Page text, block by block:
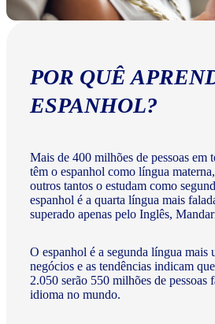
POR QUÊ
ESPANHOL?
Mais de 400 milhões de pessoas em
têm o espanhol como língua
outros tantos o estudam como
espanhol é a quarta língua mais
superado apenas pelo Inglês,
O espanhol é a segunda língua mais
negócios e as tendências indicam
2.050 serão 550 milhões de pessoas
idioma no mundo.